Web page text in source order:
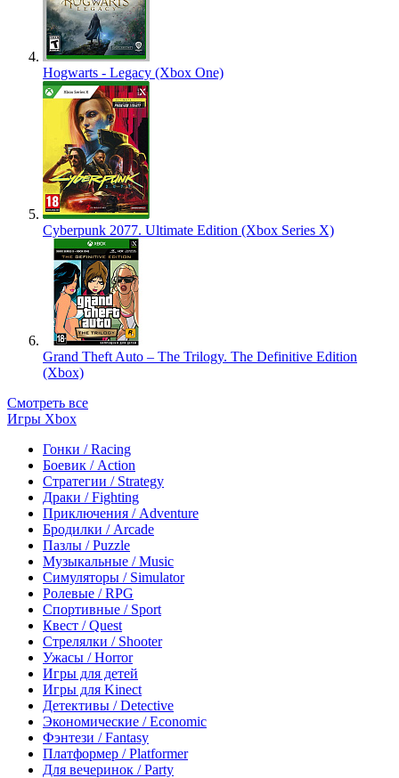
Hogwarts - Legacy (Xbox One)
Cyberpunk 2077. Ultimate Edition (Xbox Series X)
Grand Theft Auto – The Trilogy. The Definitive Edition
(Xbox)
Смотреть все
Игры Xbox
Гонки / Racing
Боевик / Action
Стратегии / Strategy
Драки / Fighting
Приключения / Adventure
Бродилки / Arcade
Пазлы / Puzzle
Музыкальные / Music
Симуляторы / Simulator
Ролевые / RPG
Спортивные / Sport
Квест / Quest
Стрелялки / Shooter
Ужасы / Horror
Игры для детей
Игры для Kinect
Детективы / Detective
Экономические / Economic
Фэнтези / Fantasy
Платформер / Platformer
Для вечеринок / Party